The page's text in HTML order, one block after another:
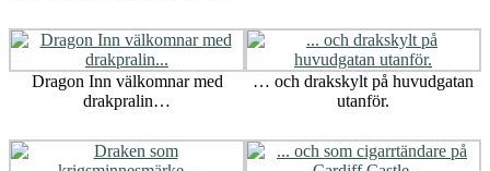
Dragon Inn välkomnar med
drakpralin…
… och drakskylt på huvudgatan
utanför.